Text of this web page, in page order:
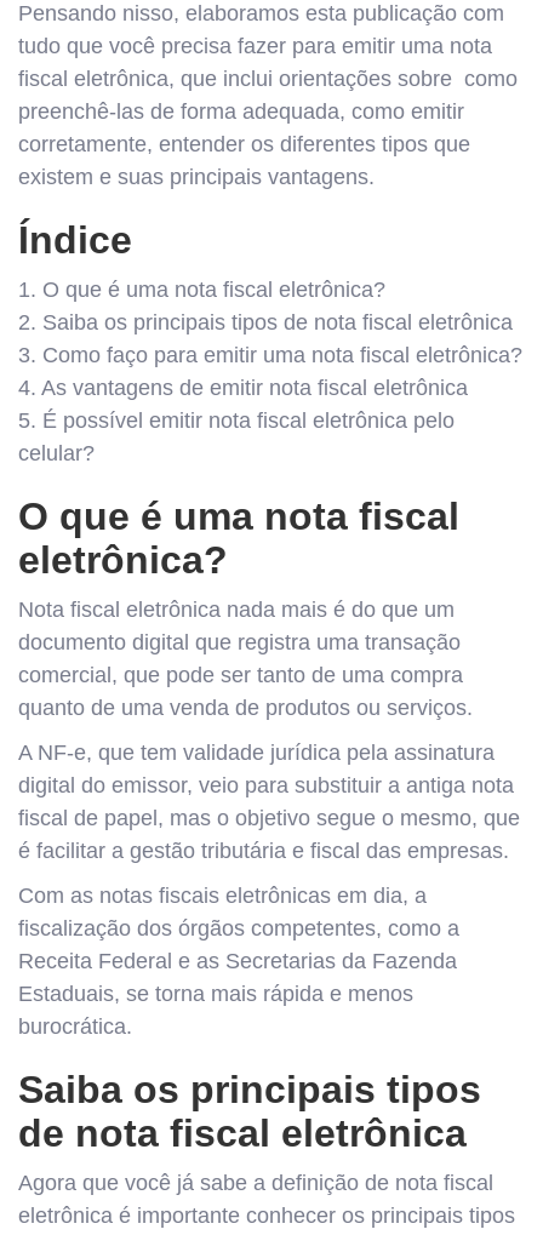
Pensando nisso, elaboramos esta publicação com
tudo que você precisa fazer para emitir uma nota
fiscal eletrônica, que inclui orientações sobre como
preenchê-las de forma adequada, como emitir
corretamente, entender os diferentes tipos que
existem e suas principais vantagens.
Índice
1. O que é uma nota fiscal eletrônica?
2. Saiba os principais tipos de nota fiscal eletrônica
3. Como faço para emitir uma nota fiscal eletrônica?
4. As vantagens de emitir nota fiscal eletrônica
5. É possível emitir nota fiscal eletrônica pelo
celular?
O que é uma nota fiscal
eletrônica?
Nota fiscal eletrônica nada mais é do que um
documento digital que registra uma transação
comercial, que pode ser tanto de uma compra
quanto de uma venda de produtos ou serviços.
A NF-e, que tem validade jurídica pela assinatura
digital do emissor, veio para substituir a antiga nota
fiscal de papel, mas o objetivo segue o mesmo, que
é facilitar a gestão tributária e fiscal das empresas.
Com as notas fiscais eletrônicas em dia, a
fiscalização dos órgãos competentes, como a
Receita Federal e as Secretarias da Fazenda
Estaduais, se torna mais rápida e menos
burocrática.
Saiba os principais tipos
de nota fiscal eletrônica
Agora que você já sabe a definição de nota fiscal
eletrônica é importante conhecer os principais tipos